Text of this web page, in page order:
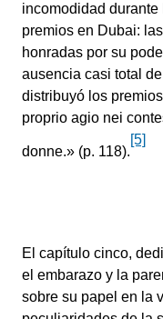
incomodidad
premios en Dubai:
honradas por su
ausencia casi total
distribuyó los
proprio agio nei
donne.» (p. 118).
[5]
El capítulo cinco,
el embarazo y la
sobre su papel en la